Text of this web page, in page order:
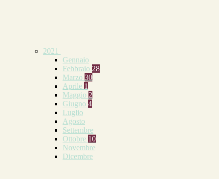
2021
Gennaio
Febbraio 28
Marzo 30
Aprile 1
Maggio 2
Giugno 4
Luglio
Agosto
Settembre
Ottobre 10
Novembre
Dicembre